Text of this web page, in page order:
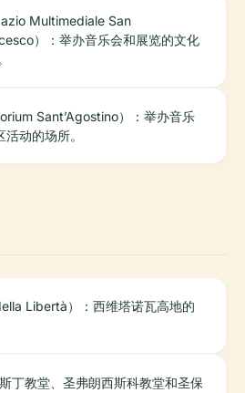
Multimediale San
）：举办音乐会和展览的文化
Sant’Agostino）：举办音乐
活动的场所。
Libertà）：西维塔诺瓦高地的
丁教堂、圣弗朗西斯科教堂和圣保